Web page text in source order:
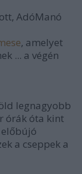
AdóManó
, amelyet
... a végén
legnagyobb
órák óta kint
a cseppek a